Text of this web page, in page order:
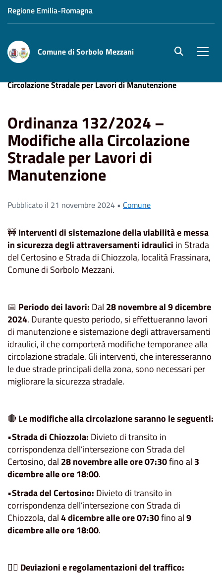
Regione Emilia-Romagna
Comune di Sorbolo Mezzani site.searc
Circolazione Stradale per Lavori di Manutenzione
Ordinanza 132/2024 –
Modifiche alla Circolazione
Stradale per Lavori di
Manutenzione
Pubblicato il 21 novembre 2024 • Comune
🚧Interventi di sistemazione della viabilità e messa
in sicurezza degli attraversamenti idraulici in Strada
del Certosino e Strada di Chiozzola, località Frassinara,
Comune di Sorbolo Mezzani.
📅 Periodo dei lavori: Dal 28 novembre al 9 dicembre
2024. Durante questo periodo, si effettueranno lavori
di manutenzione e sistemazione degli attraversamenti
idraulici, il che comporterà modifiche temporanee alla
circolazione stradale. Gli interventi, che interesseranno
le due strade principali della zona, sono necessari per
migliorare la sicurezza stradale.
🔴 Le modifiche alla circolazione saranno le seguenti:
•Strada di Chiozzola: Divieto di transito in
corrispondenza dell’intersezione con Strada del
Certosino, dal 28 novembre alle ore 07:30fino al 3
dicembre alle ore 18:00.
•Strada del Certosino: Divieto di transito in
corrispondenza dell’intersezione con Strada di
Chiozzola, dal4 dicembre alle ore 07:30fino al9
dicembre alle ore 18:00.
🚶‍♂️ Deviazioni e regolamentazioni del traffico: